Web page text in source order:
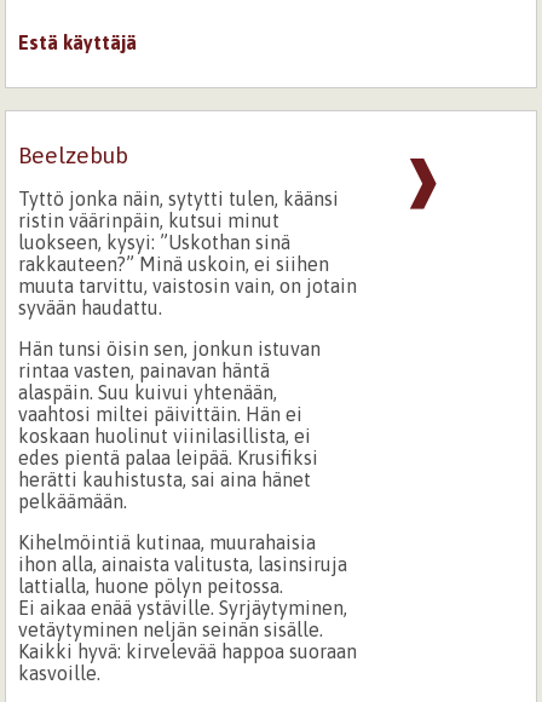
Estä käyttäjä
❱
Beelzebub
Tyttö jonka näin, sytytti tulen, käänsi
ristin väärinpäin, kutsui minut
luokseen, kysyi: ”Uskothan sinä
rakkauteen?” Minä uskoin, ei siihen
muuta tarvittu, vaistosin vain, on jotain
syvään haudattu.
Hän tunsi öisin sen, jonkun istuvan
rintaa vasten, painavan häntä
alaspäin. Suu kuivui yhtenään,
vaahtosi miltei päivittäin. Hän ei
koskaan huolinut viinilasillista, ei
edes pientä palaa leipää. Krusifiksi
herätti kauhistusta, sai aina hänet
pelkäämään.
Kihelmöintiä kutinaa, muurahaisia
ihon alla, ainaista valitusta, lasinsiruja
lattialla, huone pölyn peitossa.
Ei aikaa enää ystäville. Syrjäytyminen,
vetäytyminen neljän seinän sisälle.
Kaikki hyvä: kirvelevää happoa suoraan
kasvoille.